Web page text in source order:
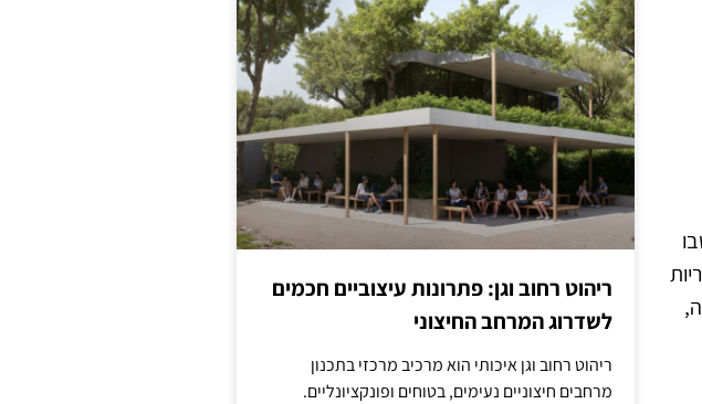
ריהוט רחוב וגן: פתרונות עיצוביים חכמים
לשדרוג המרחב החיצוני
ריהוט רחוב וגן איכותי הוא מרכיב מרכזי בתכנון
מרחבים חיצוניים נעימים, בטוחים ופונקציונליים.